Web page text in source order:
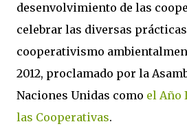
desenvolvimiento de las
celebrar las diversas
cooperativismo
2012, proclamado por la
Naciones Unidas como el Año
las Cooperativas.